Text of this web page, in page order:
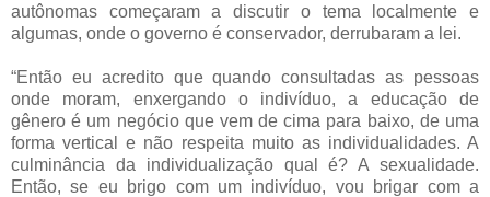
autônomas começaram a discutir o tema localmente e
algumas, onde o governo é conservador, derrubaram a lei.
“Então eu acredito que quando consultadas as pessoas
onde moram, enxergando o indivíduo, a educação de
gênero é um negócio que vem de cima para baixo, de uma
forma vertical e não respeita muito as individualidades. A
culminância da individualização qual é? A sexualidade.
Então, se eu brigo com um indivíduo, vou brigar com a